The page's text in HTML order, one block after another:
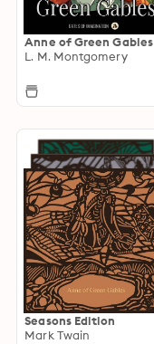
Anne of Green Gables
L. M. Montgomery
Seasons Edition
Mark Twain